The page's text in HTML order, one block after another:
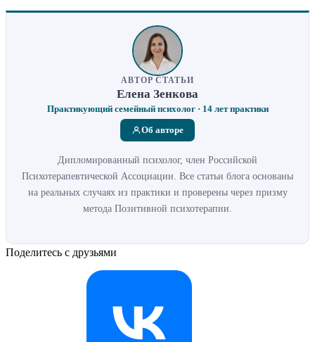
АВТОР СТАТЬИ
Елена Зенкова
Практикующий семейный психолог · 14 лет практики
Об авторе
Дипломированный психолог, член Российской
Психотерапевтической Ассоциации. Все статьи блога основаны
на реальных случаях из практики и проверены через призму
метода Позитивной психотерапии.
Поделитесь с друзьями